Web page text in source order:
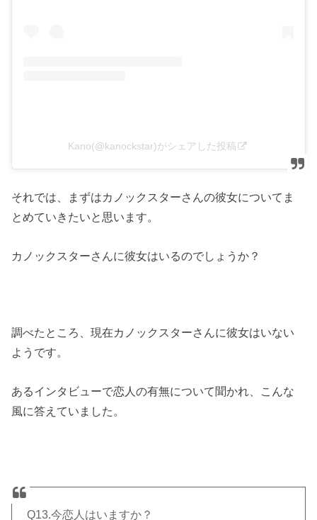
Kano(@kanockstar)がシェアした投稿
それでは、まずはカノックスターさんの彼女についてま
とめていきたいと思います。
カノックスターさんに彼女はいるのでしょうか？
調べたところ、現在カノックスターさんに彼女はいない
ようです。
あるインタビューで恋人の有無について聞かれ、こんな
風に答えていました。
Q13.今恋人はいますか？